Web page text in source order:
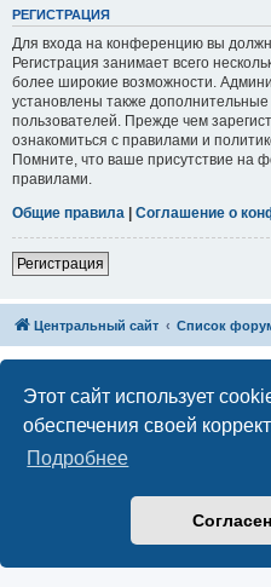
Этот сайт использует
обеспечения своей
Подробнее
Согласен
РЕГИСТРАЦИЯ
Для входа на конференцию вы
Регистрация занимает всего
более широкие возможности.
установлены также
пользователей. Прежде чем
ознакомиться с правилами и
Помните, что ваше присутствие на
правилами.
Общие правила | Соглашение о
Регистрация
Центральный сайт Список
Русская